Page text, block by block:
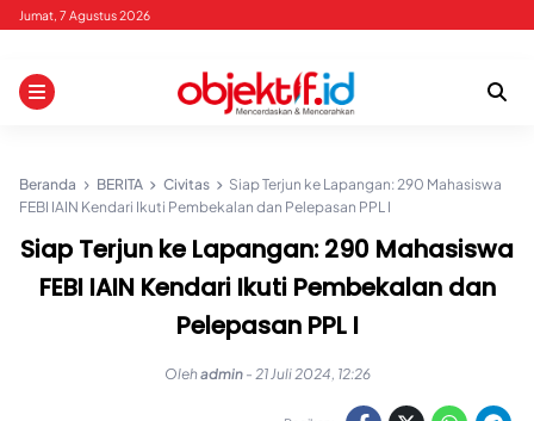
Skip
content
Jumat, 7 Agustus 2026
Beranda BERITA Civitas
Siap Terjun ke Lapangan: 290 Mahasiswa
FEBI IAIN Kendari Ikuti Pembekalan dan Pelepasan PPL I
Siap Terjun ke Lapangan: 290 Mahasiswa
FEBI IAIN Kendari Ikuti Pembekalan dan
Pelepasan PPL I
Olehadmin - 21 Juli 2024, 12:26